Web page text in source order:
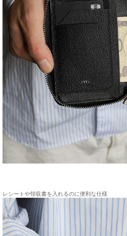
レシートや領収書を入れるのに便利な仕様